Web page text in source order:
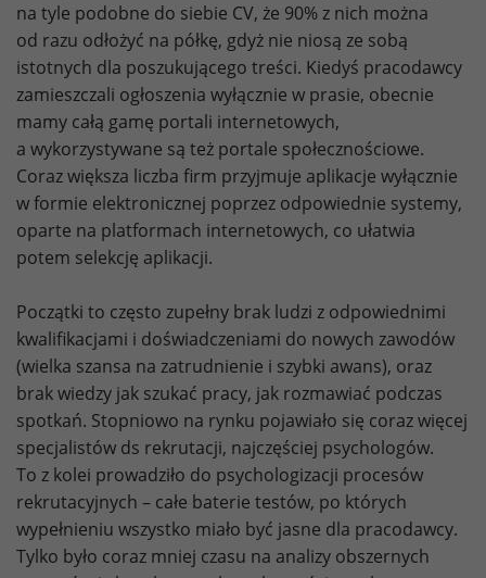
na tyle podobne do siebie CV, że 90% z nich można
od razu odłożyć na półkę, gdyż nie niosą ze sobą
istotnych dla poszukującego treści. Kiedyś pracodawcy
zamieszczali ogłoszenia wyłącznie w prasie, obecnie
mamy całą gamę portali internetowych,
a wykorzystywane są też portale społecznościowe.
Coraz większa liczba firm przyjmuje aplikacje wyłącznie
w formie elektronicznej poprzez odpowiednie systemy,
oparte na platformach internetowych, co ułatwia
potem selekcję aplikacji.
Początki to często zupełny brak ludzi z odpowiednimi
kwalifikacjami i doświadczeniami do nowych zawodów
(wielka szansa na zatrudnienie i szybki awans), oraz
brak wiedzy jak szukać pracy, jak rozmawiać podczas
spotkań. Stopniowo na rynku pojawiało się coraz więcej
specjalistów ds rekrutacji, najczęściej psychologów.
To z kolei prowadziło do psychologizacji procesów
rekrutacyjnych – całe baterie testów, po których
wypełnieniu wszystko miało być jasne dla pracodawcy.
Tylko było coraz mniej czasu na analizy obszernych